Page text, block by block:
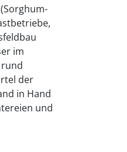
im
rund
der
in Hand
und